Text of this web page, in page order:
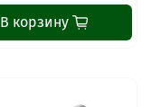
В корзину